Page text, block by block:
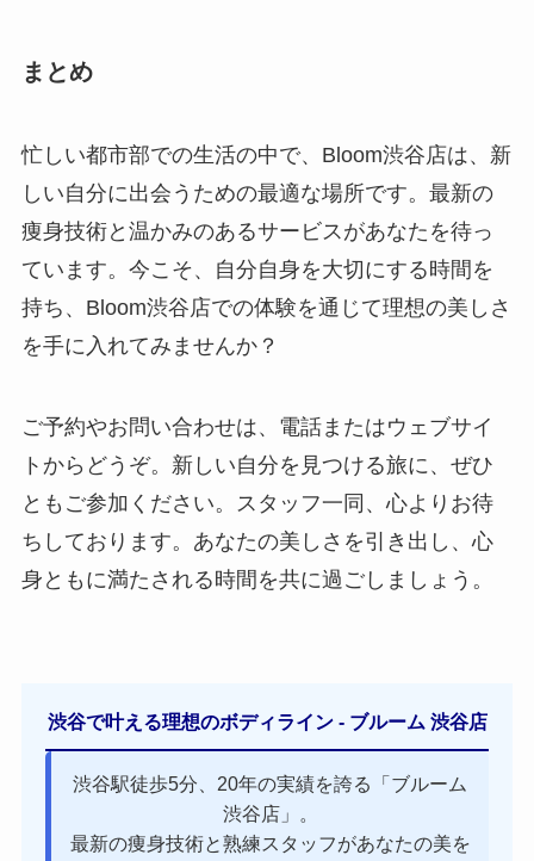
まとめ
忙しい都市部での生活の中で、Bloom渋谷店は、新
しい自分に出会うための最適な場所です。最新の
痩身技術と温かみのあるサービスがあなたを待っ
ています。今こそ、自分自身を大切にする時間を
持ち、Bloom渋谷店での体験を通じて理想の美しさ
を手に入れてみませんか？
ご予約やお問い合わせは、電話またはウェブサイ
トからどうぞ。新しい自分を見つける旅に、ぜひ
ともご参加ください。スタッフ一同、心よりお待
ちしております。あなたの美しさを引き出し、心
身ともに満たされる時間を共に過ごしましょう。
渋谷で叶える理想のボディライン - ブルーム 渋谷店
渋谷駅徒歩5分、20年の実績を誇る「ブルーム
渋谷店」。
最新の痩身技術と熟練スタッフがあなたの美を